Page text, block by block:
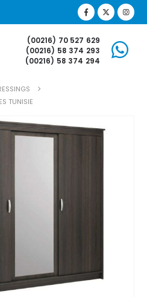
(00216) 70 527 629
(00216) 58 374 293
(00216) 58 374 294
TUNISIE